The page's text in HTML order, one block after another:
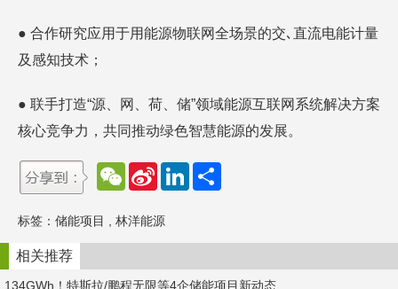
● 合作研究应用于用能源物联网全场景的交､直流电能计量
及感知技术；
● 联手打造“源、网、荷、储”领域能源互联网系统解决方案
核心竞争力，共同推动绿色智慧能源的发展。
W
e
a
t
S
W
e
b
o
L
d
n
标签： 储能项目 林洋能源
相关推荐
134GWh！特斯拉/鹏程无限等4企储能项目新动态